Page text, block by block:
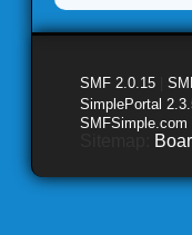
SMF 2.0.15
SimplePortal